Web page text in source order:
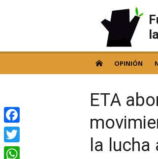
OPINIÓN
ETA
la
Facebook
Twitter